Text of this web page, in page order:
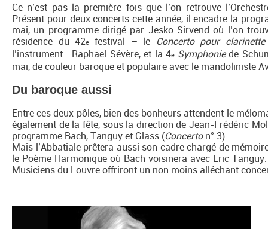
Ce n’est pas la première fois que l’on retrouve
Présent pour deux concerts cette année, il encadre la
mai, un programme dirigé par Jesko Sirvend où l’on
résidence du 42e festival – le Concerto pour clarinette
l’instrument : Raphaël Sévère, et la 4e Symphoniede
mai, de couleur baroque et populaire avec le mandoliniste
Du baroque aussi
Entre ces deux pôles, bien des bonheurs attendent le
également de la fête, sous la direction de Jean-Frédéric
programme Bach, Tanguy et Glass (Concerton° 3).
Mais l’Abbatiale prêtera aussi son cadre chargé de
le Poème Harmonique où Bach voisinera avec Eric
Musiciens du Louvre offriront un non moins alléchant